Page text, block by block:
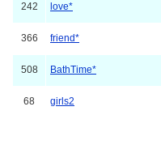
242 love*
366 friend*
508 BathTime*
68 girls2